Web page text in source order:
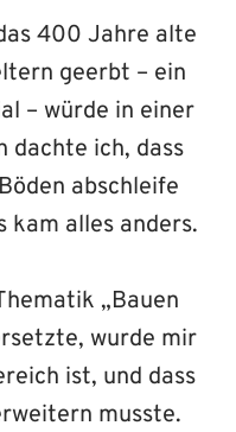
400 Jahre alte
geerbt – ein
– würde in einer
dachte ich, dass
abschleife
kam alles anders.
„Bauen
wurde mir
ist, und dass
musste.